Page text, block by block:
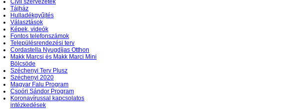
Civil szervezetek
Tájház
Hulladékgyűjtés
Választások
Képek, videók
Fontos telefonszámok
Településrendezési terv
Cordastella Nyugdíjas Otthon
Makk Marcsi és Makk Marci Mini
Bölcsöde
Széchenyi Terv Plusz
Széchenyi 2020
Magyar Falu Program
Csoóri Sándor Program
Koronavírussal kapcsolatos
intézkedések